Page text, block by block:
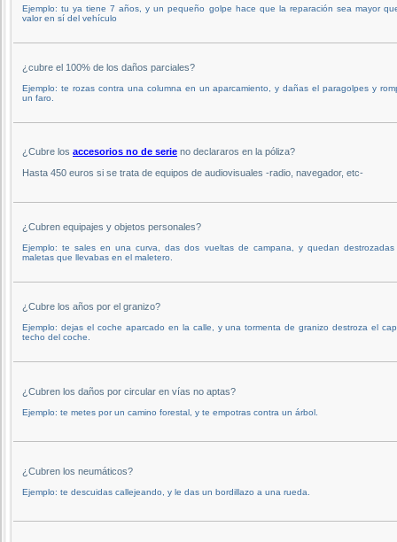
Ejemplo: tu ya tiene 7 años, y un pequeño golpe hace que la reparación sea mayor
valor en sí del vehículo
¿cubre el 100% de los daños parciales?
Ejemplo: te rozas contra una columna en un aparcamiento, y dañas el paragolpes y
un faro.
¿Cubre los accesorios no de serie no declararos en la póliza?
Hasta 450 euros si se trata de equipos de audiovisuales -radio, navegador, etc-
¿Cubren equipajes y objetos personales?
Ejemplo: te sales en una curva, das dos vueltas de campana, y quedan destrozadas
maletas que llevabas en el maletero.
¿Cubre los años por el granizo?
Ejemplo: dejas el coche aparcado en la calle, y una tormenta de granizo destroza el
techo del coche.
¿Cubren los daños por circular en vías no aptas?
Ejemplo: te metes por un camino forestal, y te empotras contra un árbol.
¿Cubren los neumáticos?
Ejemplo: te descuidas callejeando, y le das un bordillazo a una rueda.